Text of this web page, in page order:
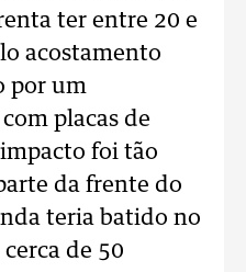
ter entre 20 e
acostamento
por um
placas de
foi tão
da frente do
teria batido no
de 50